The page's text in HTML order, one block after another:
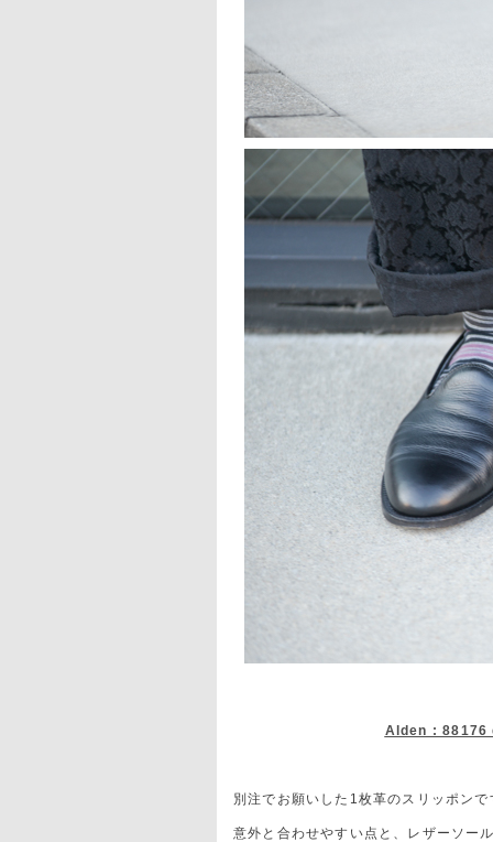
Alden : 88176
別注でお願いした1枚革のスリッポンで
意外と合わせやすい点と、レザーソー